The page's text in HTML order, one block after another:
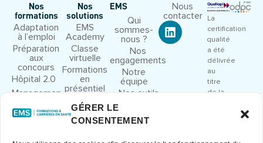
GÉRER LE
CONSENTEMENT
Nos
formations
Adaptation
à l’emploi
Préparation
aux
concours
Hôpital 2.0
Management
Droit et
Nos
solutions
EMS
Academy
Classe
virtuelle
Formations
en
présentiel
EMS
Qui
sommes-
nous ?
Nos
engagements
Notre
équipe
Nos outils
pédagogiques
Nous
rejoindre
Nous
contacter
La
certification
qualité
a été
délivrée
au
titre
de la